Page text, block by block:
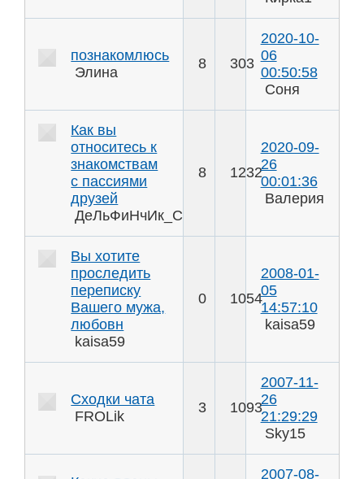
познакомлюсь
Элина
8 303
2020-10-
06
00:50:58
Соня
Как вы
относитесь к
знакомствам
с пассиями
друзей
ДеЛьФиНчИк_Спб
8 1232
2020-09-
26
00:01:36
Валерия
Вы хотите
проследить
переписку
Вашего мужа,
любовн
kaisa59
0 1054
2008-01-
05
14:57:10
kaisa59
Сходки чата
FROLik
3 1093
2007-11-
26
21:29:29
Sky15
2007-08-